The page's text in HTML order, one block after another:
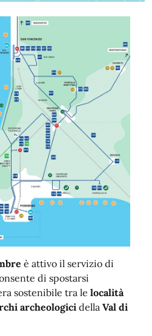
è attivo il servizio di
di spostarsi
sostenibile tra le località
archeologici della Val di